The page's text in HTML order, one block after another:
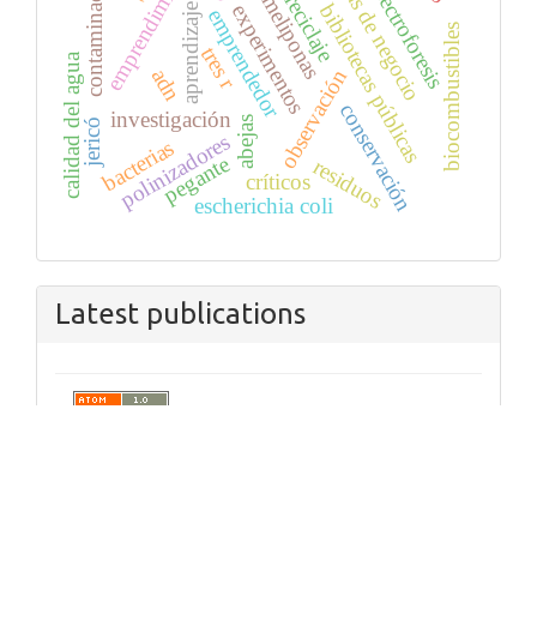
investigación
experimentosbibliotecas públicas
aprendizaje
observación
emprendedor ideas de negocio
conservación
contaminación
residuos
tres r
abejas
meliponas
polinizadores
bacterias
electroforesis
adn
escherichia coli
calidad del aguajericó
reciclaje
críticos
biocombustibles
pegante
Latest publications